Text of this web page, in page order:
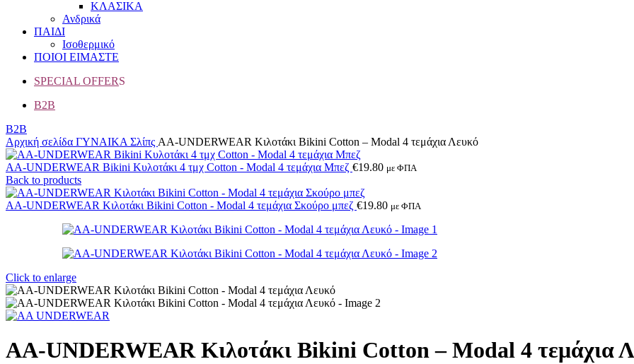
ΚΛΑΣΙΚΑ
Ανδρικά
ΠΑΙΔΙ
Ισοθερμικό
ΠΟΙΟΙ ΕΙΜΑΣΤΕ
SPECIAL OFFERS
B2B
B2B
Αρχική σελίδα ΓΥΝΑΙΚΑ Σλίπς AA-UNDERWEAR Κιλοτάκι Bikini Cotton – Modal 4 τεμάχια Λευκό
AA-UNDERWEAR Bikini Κυλοτάκι 4 τμχ Cotton - Modal 4 τεμάχια Μπεζ €19.80 με ΦΠΑ
Back to products
AA-UNDERWEAR Κιλοτάκι Bikini Cotton - Modal 4 τεμάχια Σκούρο μπεζ €19.80 με ΦΠΑ
Click to enlarge
AA-UNDERWEAR Κιλοτάκι Bikini Cotton – Modal 4 τεμάχια